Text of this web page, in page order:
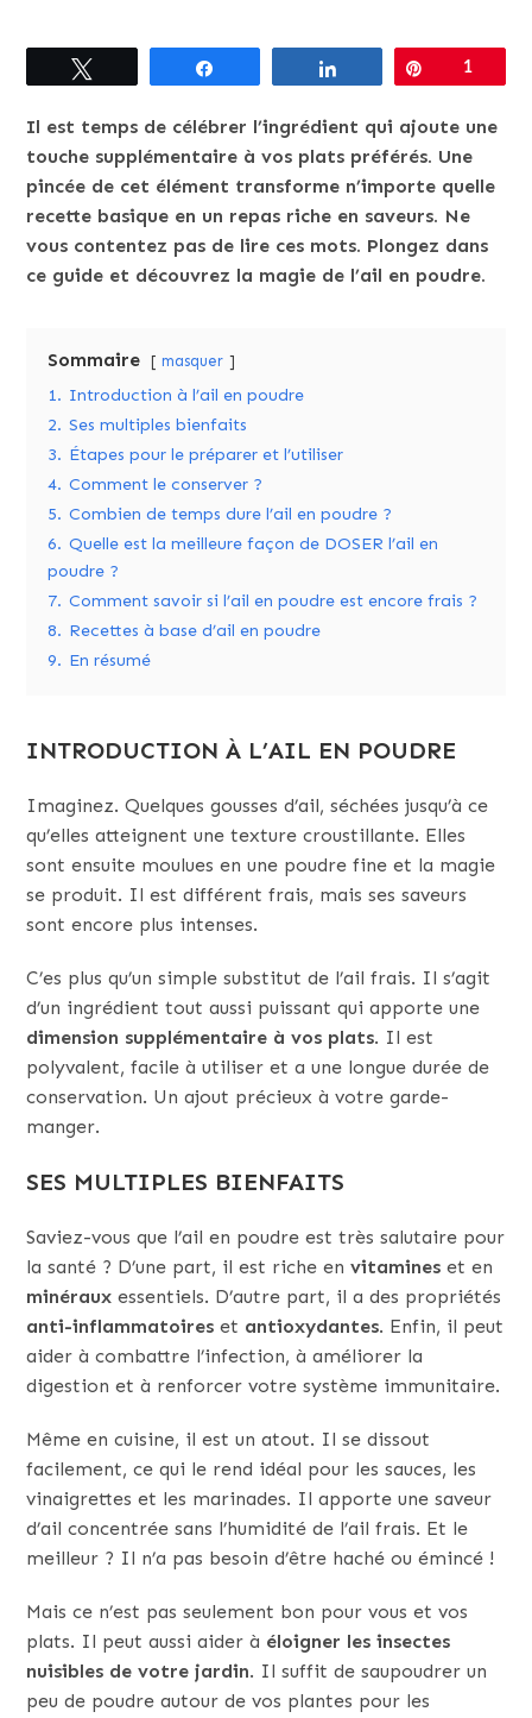
Partagez Épingle
1
Il est temps de célébrer l’ingrédient qui ajoute une
touche supplémentaire à vos plats préférés. Une
pincée de cet élément transforme n’importe quelle
recette basique en un repas riche en saveurs. Ne
vous contentez pas de lire ces mots. Plongez dans
ce guide et découvrez la magie de l’ail en poudre.
Sommaire masquer
1. Introduction à l’ail en poudre
2. Ses multiples bienfaits
3. Étapes pour le préparer et l’utiliser
4. Comment le conserver ?
5. Combien de temps dure l’ail en poudre ?
6. Quelle est la meilleure façon de DOSER l’ail en
poudre ?
7. Comment savoir si l’ail en poudre est encore frais ?
8. Recettes à base d’ail en poudre
9. En résumé
INTRODUCTION À L’AIL EN POUDRE
Imaginez. Quelques gousses d’ail, séchées jusqu’à ce
qu’elles atteignent une texture croustillante. Elles
sont ensuite moulues en une poudre fine et la magie
se produit. Il est différent frais, mais ses saveurs
sont encore plus intenses.
C’es plus qu’un simple substitut de l’ail frais. Il s’agit
d’un ingrédient tout aussi puissant qui apporte une
dimension supplémentaire à vos plats. Il est
polyvalent, facile à utiliser et a une longue durée de
conservation. Un ajout précieux à votre garde-
manger.
SES MULTIPLES BIENFAITS
Saviez-vous que l’ail en poudre est très salutaire pour
la santé ? D’une part, il est riche envitamines et en
minéraux essentiels. D’autre part, il a des propriétés
anti-inflammatoires et antioxydantes. Enfin, il peut
aider à combattre l’infection, à améliorer la
digestion et à renforcer votre système immunitaire.
Même en cuisine, il est un atout. Il se dissout
facilement, ce qui le rend idéal pour les sauces, les
vinaigrettes et les marinades. Il apporte une saveur
d’ail concentrée sans l’humidité de l’ail frais. Et le
meilleur ? Il n’a pas besoin d’être haché ou émincé !
Mais ce n’est pas seulement bon pour vous et vos
plats. Il peut aussi aider à éloigner les insectes
nuisibles de votre jardin. Il suffit de saupoudrer un
peu de poudre autour de vos plantes pour les